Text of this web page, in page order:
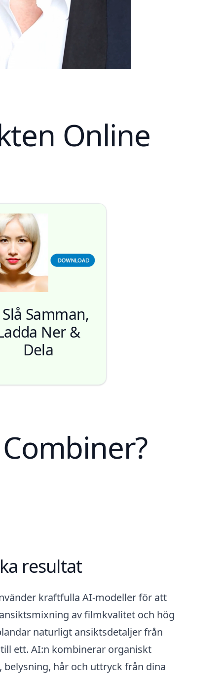
Online
Samman,
Ner &
Dela
resultat
kraftfulla AI-modeller för att
av filmkvalitet och hög
naturligt ansiktsdetaljer från
ett. AI:n kombinerar organiskt
belysning, hår och uttryck från dina